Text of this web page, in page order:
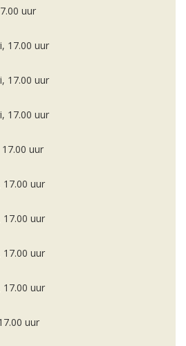
uur
17.00 uur
17.00 uur
17.00 uur
uur
uur
uur
uur
uur
uur